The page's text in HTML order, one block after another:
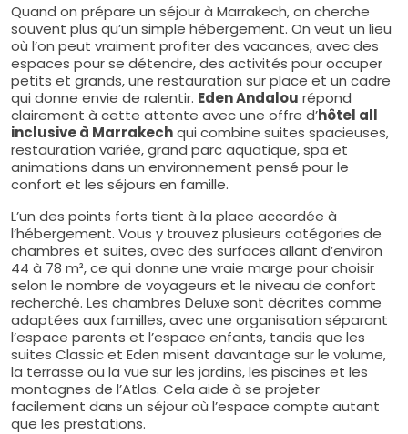
Quand on prépare un séjour à Marrakech, on cherche
souvent plus qu’un simple hébergement. On veut un lieu
où l’on peut vraiment profiter des vacances, avec des
espaces pour se détendre, des activités pour occuper
petits et grands, une restauration sur place et un cadre
qui donne envie de ralentir. Eden Andalou répond
clairement à cette attente avec une offre d’hôtel all
inclusive à Marrakechqui combine suites spacieuses,
restauration variée, grand parc aquatique, spa et
animations dans un environnement pensé pour le
confort et les séjours en famille.
L’un des points forts tient à la place accordée à
l’hébergement. Vous y trouvez plusieurs catégories de
chambres et suites, avec des surfaces allant d’environ
44 à 78 m², ce qui donne une vraie marge pour choisir
selon le nombre de voyageurs et le niveau de confort
recherché. Les chambres Deluxe sont décrites comme
adaptées aux familles, avec une organisation séparant
l’espace parents et l’espace enfants, tandis que les
suites Classic et Eden misent davantage sur le volume,
la terrasse ou la vue sur les jardins, les piscines et les
montagnes de l’Atlas. Cela aide à se projeter
facilement dans un séjour où l’espace compte autant
que les prestations.